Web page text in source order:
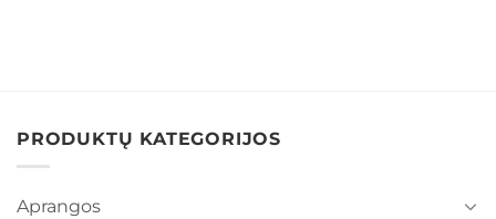
PRODUKTŲ KATEGORIJOS
Aprangos